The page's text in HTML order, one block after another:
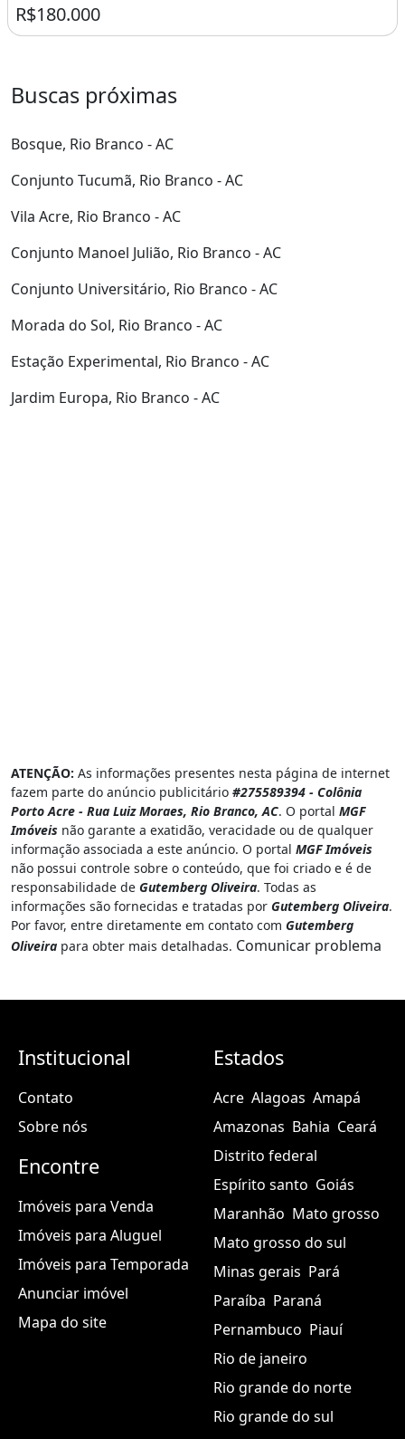
R$180.000
Buscas próximas
Bosque, Rio Branco - AC
Conjunto Tucumã, Rio Branco - AC
Vila Acre, Rio Branco - AC
Conjunto Manoel Julião, Rio Branco - AC
Conjunto Universitário, Rio Branco - AC
Morada do Sol, Rio Branco - AC
Estação Experimental, Rio Branco - AC
Jardim Europa, Rio Branco - AC
ATENÇÃO: As informações presentes nesta página de internet
fazem parte do anúncio publicitário #275589394 - Colônia
Porto Acre - Rua Luiz Moraes, Rio Branco, AC. O portal MGF
Imóveis não garante a exatidão, veracidade ou de qualquer
informação associada a este anúncio. O portal MGF Imóveis
não possui controle sobre o conteúdo, que foi criado e é de
responsabilidade de Gutemberg Oliveira. Todas as
informações são fornecidas e tratadas por Gutemberg Oliveira.
Por favor, entre diretamente em contato com Gutemberg
Oliveira para obter mais detalhadas. Comunicar problema
Institucional
Contato
Sobre nós
Encontre
Imóveis para Venda
Imóveis para Aluguel
Imóveis para Temporada
Anunciar imóvel
Mapa do site
Estados
Acre Alagoas Amapá
Amazonas Bahia Ceará
Distrito federal
Espírito santo Goiás
Maranhão Mato grosso
Mato grosso do sul
Minas gerais Pará
Paraíba Paraná
Pernambuco Piauí
Rio de janeiro
Rio grande do norte
Rio grande do sul